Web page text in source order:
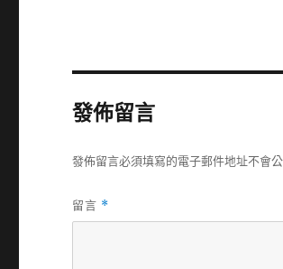
發佈留言
發佈留言必須填寫的電子郵件地址不會公
留言 *